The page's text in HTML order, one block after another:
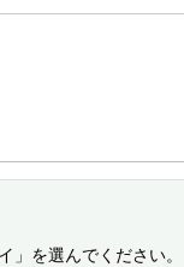
」を選んでください。